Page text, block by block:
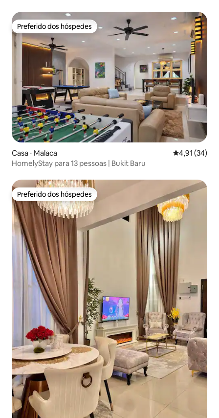
Preferido dos hóspedes
Preferido dos hóspedes
Casa ⋅ Malaca 4,91 de uma
4,91 (34)
HomelyStay para 13 pessoas | Bukit Baru
Preferido dos hóspedes
Preferido dos hóspedes